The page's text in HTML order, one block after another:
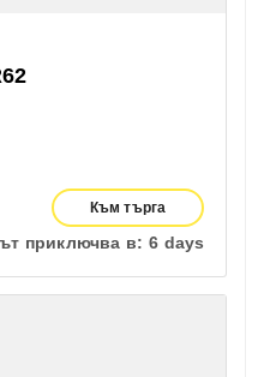
Към търга
приключва в: 6 days